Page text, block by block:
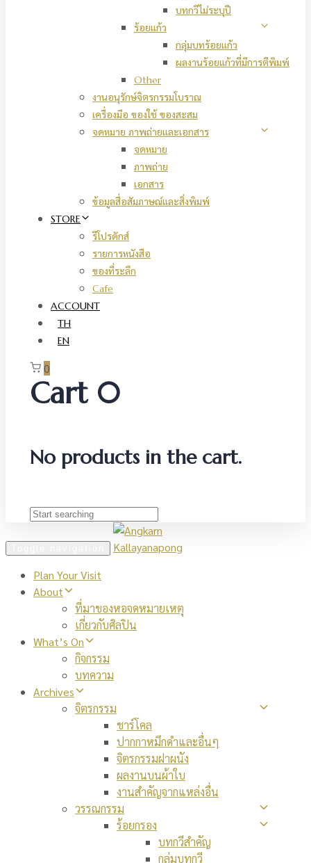
บทกวีไม่ระบุปี
ร้อยแก้ว
กลุ่มบทร้อยแก้ว
ผลงานร้อยแก้วที่มีการตีพิมพ์
Other
งานอนุรักษ์จิตรกรรมโบราณ
เครื่องมือ ของใช้ ของสะสม
จดหมาย ภาพถ่ายและเอกสาร
จดหมาย
ภาพถ่าย
เอกสาร
ข้อมูลสื่อสัมภาษณ์และสิ่งพิมพ์
STORE
รีโปรดักส์
รายการหนังสือ
ของที่ระลึก
Cafe
ACCOUNT
TH
EN
0
Cart 0
No products in the cart.
Plan Your Visit
About
ที่มาของหอจดหมายเหตุ
เกี่ยวกับศิลปิน
What’s On
กิจกรรม
บทความ
Archives
จิตรกรรม
ชาร์โคล
ปากกาหมึกดำและอื่นๆ
จิตรกรรมฝาผนัง
ผลงานบนผ้าใบ
งานสำคัญจากแหล่งอื่น
วรรณกรรม
ร้อยกรอง
บทกวีสำคัญ
กลุ่มบทกวี